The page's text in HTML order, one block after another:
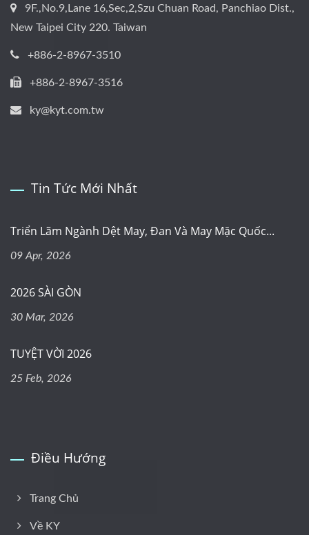
9F.,No.9,Lane 16,Sec,2,Szu Chuan Road, Panchiao Dist.,
New Taipei City 220. Taiwan
+886-2-8967-3510
+886-2-8967-3516
ky@kyt.com.tw
Tin Tức Mới Nhất
Triển Lãm Ngành Dệt May, Đan Và May Mặc Quốc...
09 Apr, 2026
2026 SÀI GÒN
30 Mar, 2026
TUYỆT VỜI 2026
25 Feb, 2026
Điều Hướng
Trang Chủ
Về KY